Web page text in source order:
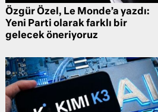
Özgür Özel, Le Monde’a yazdı:
Yeni Parti olarak farklı bir
gelecek öneriyoruz